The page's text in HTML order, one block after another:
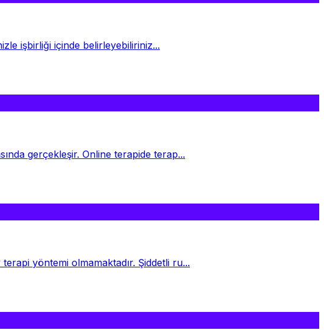
işbirliği içinde belirleyebiliriniz...
gerçekleşir. Online terapide terap...
yöntemi olmamaktadır. Şiddetli ru...